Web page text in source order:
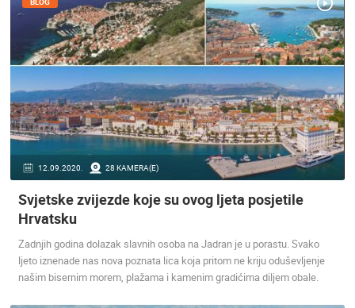
NAJNOVIJE KAMERE
0 GLEDATELJ(A)
GRADILIŠTE POSLOVNOG CENTRA PEMO BUSINESS ARENA,
LANIŠTE
ZAGREB
UŽIVO
SENJ
12.09.2020. 28 KAMERA(E)
Svjetske zvijezde koje su ovog ljeta posjetile
Hrvatsku
Zadnjih godina dolazak slavnih osoba na Jadran je u porastu. Svako
ljeto iznenade nas nova poznata lica koja pritom ne kriju oduševljenje
našim bisernim morem, plažama i kamenim gradićima diljem obale.